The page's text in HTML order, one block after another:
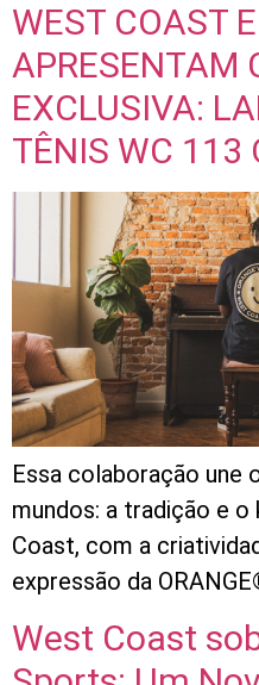
WEST COAST
APRESENTAM
EXCLUSIVA:
TÊNIS WC 113
Essa colaboração une
mundos: a tradição e
Coast, com a
expressão da
West Coast